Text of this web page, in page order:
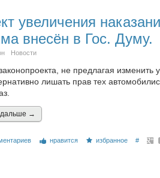
увеличения
внесён в Гос. Думу.
Новости
не предлагая
лишать прав тех
дальшe →
нравится избранное #